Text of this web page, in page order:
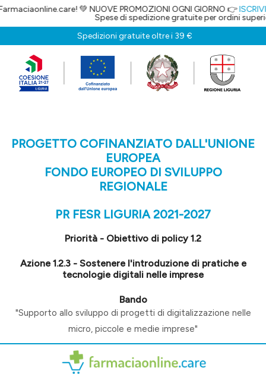
💚 NUOVE PROMOZIONI OGNI GIORNO 👉ISCRIVITI
Spese di spedizione gratuite per ordini
Spedizioni gratuite oltre i 39 €
PROGETTO COFINANZIATO DALL'UNIONE
EUROPEA
FONDO EUROPEO DI SVILUPPO
REGIONALE
PR FESR LIGURIA 2021-2027
Priorità - Obiettivo di policy 1.2
Azione 1.2.3 - Sostenere l'introduzione di pratiche e
tecnologie digitali nelle imprese
Bando
"Supporto allo sviluppo di progetti di digitalizzazione nelle
micro, piccole e medie imprese"